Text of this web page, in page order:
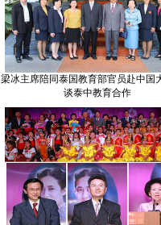
梁冰主席陪同泰国教育部官员赴中国
谈泰中教育合作